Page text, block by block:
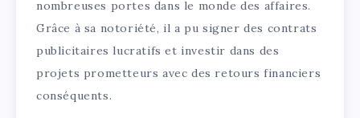
nombreuses portes dans le monde des affaires.
Grâce à sa notoriété, il a pu signer des contrats
publicitaires lucratifs et investir dans des
projets prometteurs avec des retours financiers
conséquents.